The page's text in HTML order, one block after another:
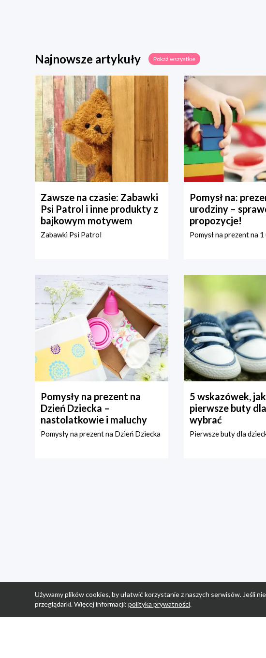
Najnowsze artykuły Pokaż wszystkie
Zawsze na czasie: Zabawki
Psi Patrol i inne produkty z
bajkowym motywem
Zabawki Psi Patrol
Pomysł na:
urodziny –
propozycje!
Pomysł na prezent na
Pomysły na prezent na
Dzień Dziecka –
nastolatkowie i maluchy
Pomysły na prezent na Dzień Dziecka
5 wskazówek,
pierwsze buty
wybrać
Pierwsze buty dla
Używamy plików cookies, by ułatwić korzystanie z naszych serwisów. Jeśli
przeglądarki. Więcej informacji: polityka prywatności.